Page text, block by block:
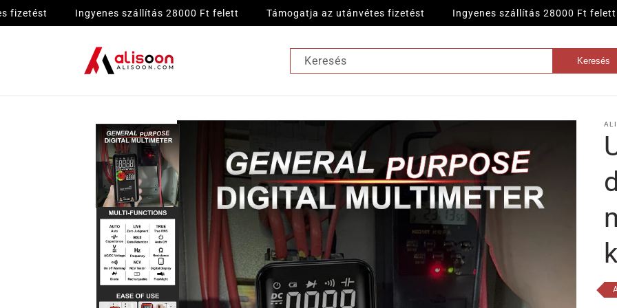
Ugrás aIngyenes szállítás 28000 Ft felett Támogatja az utánvétes fizetést Ingyenes szállítás 28000 Ft felett Támogatja
Keresés Keresés
Kihagyás, és
termékadatokra